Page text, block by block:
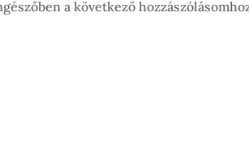
a következő